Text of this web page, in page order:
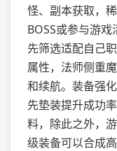
怪、副本获取，
BOSS或参与游戏
先筛选适配自己
属性，法师侧重
和续航。装备强
先垫装提升成功
料，除此之外，
级装备可以合成